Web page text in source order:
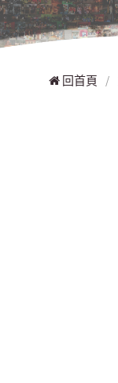
回首頁 /